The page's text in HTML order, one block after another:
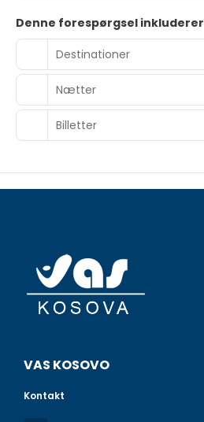
Denne forespørgsel inkluderer
Destinationer
Nætter
Billetter
VAS KOSOVO
Kontakt